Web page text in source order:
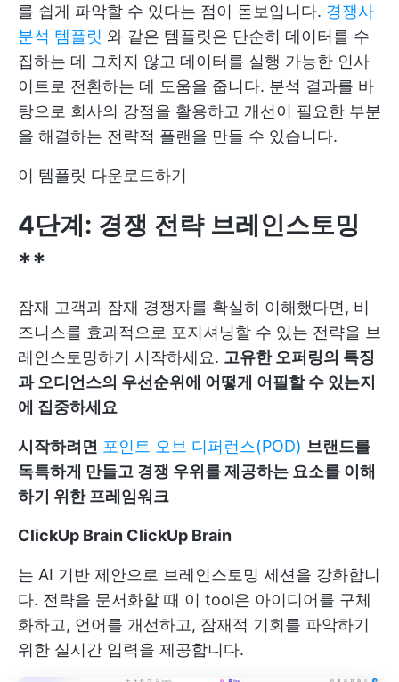
를 쉽게 파악할 수 있다는 점이 돋보입니다. 경쟁사
분석 템플릿 와 같은 템플릿은 단순히 데이터를 수
집하는 데 그치지 않고 데이터를 실행 가능한 인사
이트로 전환하는 데 도움을 줍니다. 분석 결과를 바
탕으로 회사의 강점을 활용하고 개선이 필요한 부분
을 해결하는 전략적 플랜을 만들 수 있습니다.
이 템플릿 다운로드하기
4단계: 경쟁 전략 브레인스토밍
**
잠재 고객과 잠재 경쟁자를 확실히 이해했다면, 비
즈니스를 효과적으로 포지셔닝할 수 있는 전략을 브
레인스토밍하기 시작하세요. 고유한 오퍼링의 특징
과 오디언스의 우선순위에 어떻게 어필할 수 있는지
에 집중하세요
시작하려면 포인트 오브 디퍼런스(POD) 브랜드를
독특하게 만들고 경쟁 우위를 제공하는 요소를 이해
하기 위한 프레임워크
ClickUp Brain ClickUp Brain
는 AI 기반 제안으로 브레인스토밍 세션을 강화합니
다. 전략을 문서화할 때 이 tool은 아이디어를 구체
화하고, 언어를 개선하고, 잠재적 기회를 파악하기
위한 실시간 입력을 제공합니다.